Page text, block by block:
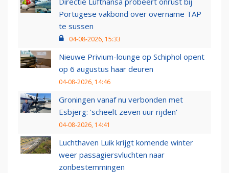
Portugese vakbond over overname TAP
te sussen
04-08-2026, 15:33
Nieuwe Privium-lounge op Schiphol opent
op 6 augustus haar deuren
04-08-2026, 14:46
Groningen vanaf nu verbonden met
Esbjerg: 'scheelt zeven uur rijden'
04-08-2026, 14:41
Luchthaven Luik krijgt komende winter
weer passagiersvluchten naar
zonbestemmingen